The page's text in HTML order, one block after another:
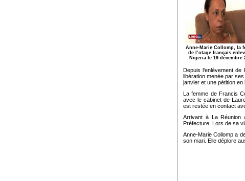
Anne-Marie Collomp, la
de l’otage français
Nigeria le 19 décembre
Depuis l’enlèvement
libération menée par
janvier et une pétition en
La femme de Francis
avec le cabinet de
est restée en contact
Arrivant à La Réunion
Préfecture. Lors de sa
Anne-Marie Collomp a
son mari. Elle déplore